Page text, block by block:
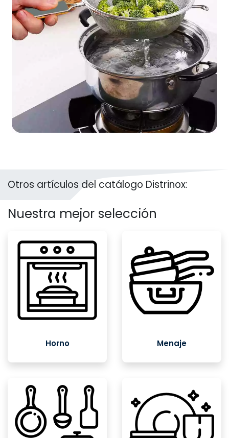
Otros artículos del catálogo Distrinox:
Nuestra mejor selección
Horno Menaje